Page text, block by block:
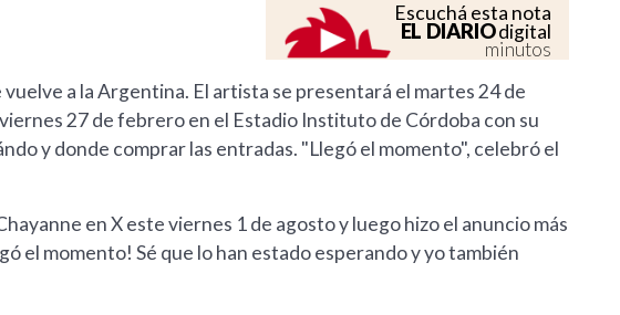
Escuchá esta nota
EL DIARIOdigital
minutos
vuelve a la Argentina. El artista se presentará el martes 24 de
27 de febrero en el Estadio Instituto de Córdoba con su
y donde comprar las entradas. "Llegó el momento", celebró el
en X este viernes 1 de agosto y luego hizo el anuncio más
el momento! Sé que lo han estado esperando y yo también